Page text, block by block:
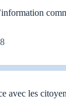
avec les